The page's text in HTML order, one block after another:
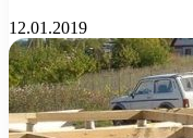
12.01.2019